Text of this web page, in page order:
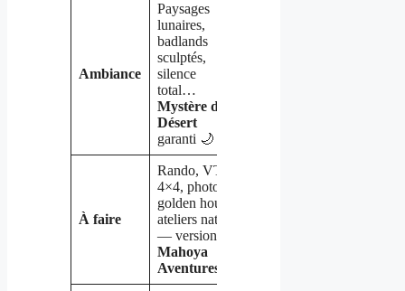
Ambiance
Paysages
lunaires,
badlands
sculptés,
silence
total…
Mystère du
Désert
garanti 🌙
À faire
Rando, VTT,
4×4, photo
golden hour,
ateliers nature
— version
Mahoya
Aventures